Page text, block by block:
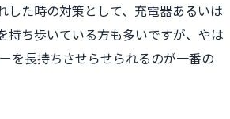
した時の対策として、充電器あるいは
持ち歩いている方も多いですが、やは
を長持ちさせらせられるのが一番の